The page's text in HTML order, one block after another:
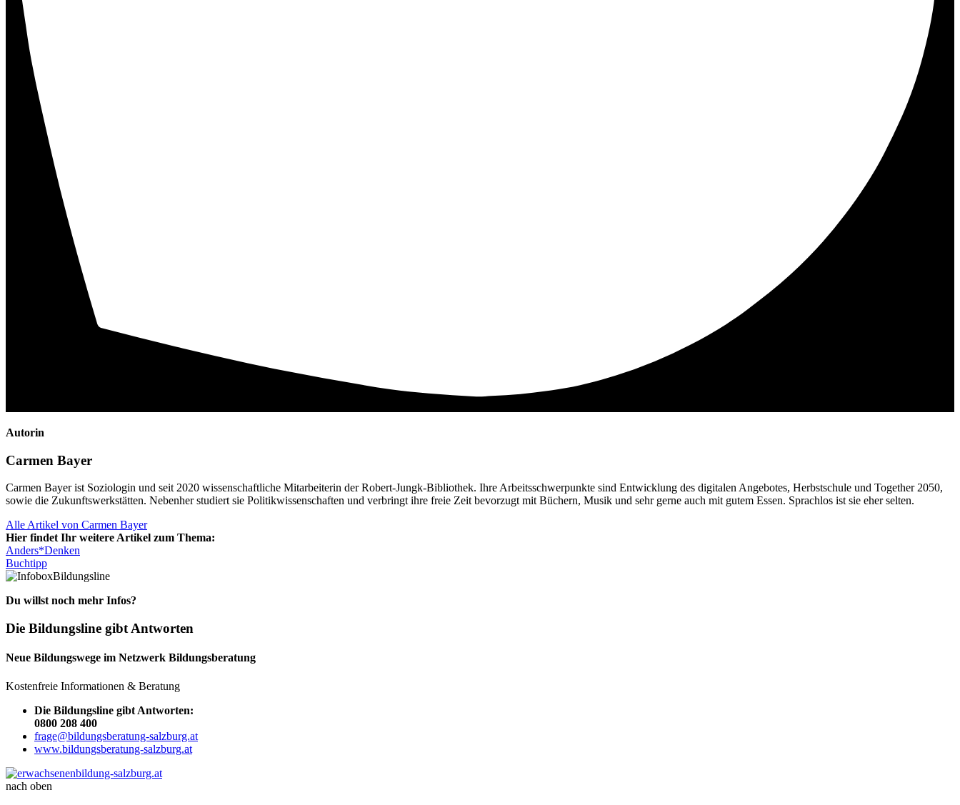
Autorin
Carmen Bayer
Carmen Bayer ist Soziologin und seit 2020 wissenschaftliche Mitarbeiterin der Robert-Jungk-Bibliothek. Ihre Arbeitsschwerpunkte sind Entwicklung des digitalen Angebotes, Herbstschule und Together 2050,
sowie die Zukunftswerkstätten. Nebenher studiert sie Politikwissenschaften und verbringt ihre freie Zeit bevorzugt mit Büchern, Musik und sehr gerne auch mit gutem Essen. Sprachlos ist sie eher selten.
Alle Artikel von Carmen Bayer
Hier findet Ihr weitere Artikel zum Thema:
Anders*Denken
Buchtipp
Bildungsline
Du willst noch mehr Infos?
Die Bildungsline gibt Antworten
Neue Bildungswege im Netzwerk Bildungsberatung
Kostenfreie Informationen & Beratung
Die Bildungsline gibt Antworten:
0800 208 400
frage@bildungsberatung-salzburg.at
www.bildungsberatung-salzburg.at
nach oben